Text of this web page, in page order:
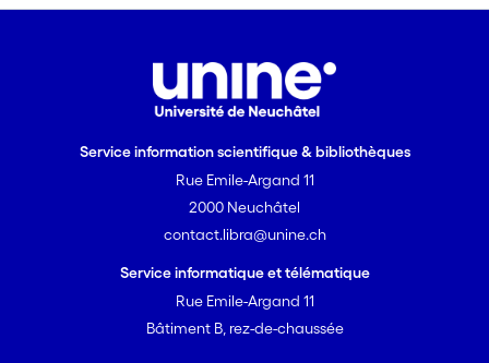
Service information scientifique & bibliothèques
Rue Emile-Argand 11
2000 Neuchâtel
contact.libra@unine.ch
Service informatique et télématique
Rue Emile-Argand 11
Bâtiment B, rez-de-chaussée